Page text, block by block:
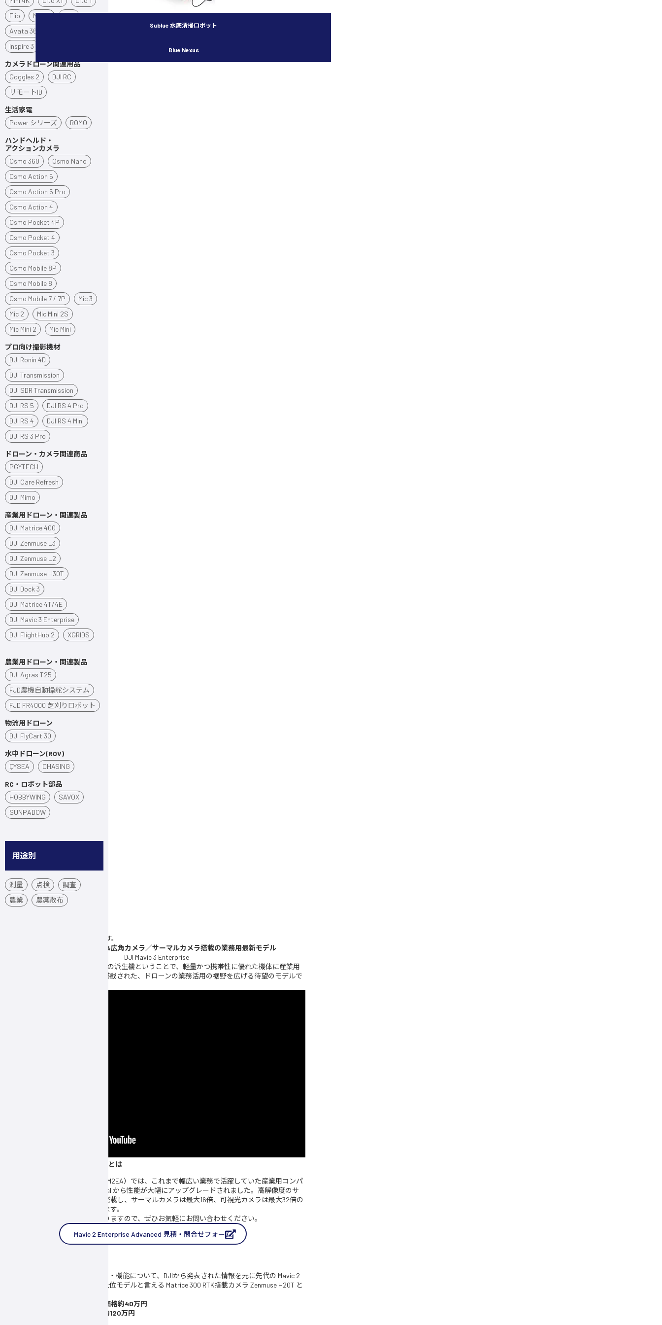
Sublue 水底清掃ロボット
Blue Nexus
Flip
Neo 2
Neo
Avata 360
Inspire 3
カメラドローン関連用品
Goggles 2
DJI RC
リモートID
生活家電
Power シリーズ
ROMO
ハンドヘルド・
アクションカメラ
Osmo 360
Osmo Nano
Osmo Action 6
Osmo Action 5 Pro
Osmo Action 4
Osmo Pocket 4P
Osmo Pocket 4
Osmo Pocket 3
Osmo Mobile 8P
Osmo Mobile 8
Osmo Mobile 7 / 7P
Mic 3
Mic 2
Mic Mini 2S
Mic Mini 2
Mic Mini
プロ向け撮影機材
DJI Ronin 4D
DJI Transmission
DJI SDR Transmission
DJI RS 5
DJI RS 4 Pro
DJI RS 4
DJI RS 4 Mini
DJI RS 3 Pro
ドローン・カメラ関連商品
PGYTECH
DJI Care Refresh
DJI Mimo
産業用ドローン・関連製品
DJI Matrice 400
DJI Zenmuse L3
DJI Zenmuse L2
DJI Zenmuse H30T
DJI Dock 3
DJI Matrice 4T/4E
DJI Mavic 3 Enterprise
DJI FlightHub 2
XGRIDS
農業用ドローン・関連製品
DJI Agras T25
FJD農機自動操舵システム
FJD FR4000 芝刈りロボット
物流用ドローン
DJI FlyCart 30
水中ドローン(ROV)
QYSEA
CHASING
RC・ロボット部品
HOBBYWING
SAVOX
SUNPADOW
用途別
測量 点検
調査
農業
農薬散布
※ RTKモジュールは別売りオプションです。
最大56倍デジタルズーム&広角カメラ／サーマルカメラ搭載の業務用最新モデル
小型ドローンの傑作モデル Mavic 2 の派生機ということで、軽量かつ携帯性に優れた機体に産業用
ドローンに求められる最新技術が搭載された、ドローンの業務活用の裾野を広げる待望のモデルで
DJI Mavic 2 Enterprise Advanced とは
Mavic 2 Enterprise Advanced（以下M2EA）では、これまで幅広い業務で活躍していた産業用コンパ
クトドローン Mavic 2 Enterprise Dual から性能が大幅にアップグレードされました。高解像度のサ
ーマルカメラとビジョンカメラを搭載し、サーマルカメラは最大16倍、可視光カメラは最大32倍の
デジタルズームにも対応しております。
価格についてはお見積り対応となりますので、ぜひお気軽にお問い合わせください。
Mavic 2 Enterprise Advanced 見積・問合せフォーム
それでは気になる M2EA のスペック・機能について、DJIから発表された情報を元に先代の Mavic 2
Enterprise Dual（以下M2ED）と、上位モデルと言える Matrice 300 RTK搭載カメラ Zenmuse H20T と
・Mavic 2 Enterprise Dual 参考価格約40万円
参考価格約120万円